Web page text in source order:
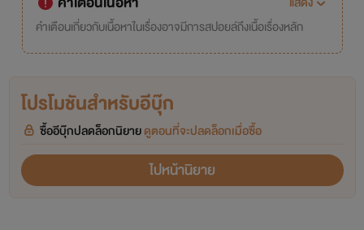
สนุก
แอบรัก รุ่นพี่
รุ่นน้อง
พี่รหัส
น้องรหัส พี่ว๊าก
วิศวะ
เด็กวิศวะ
เกียร์
คำเตือนเกี่ยวกับเนื้อหาในเรื่องอาจมีการสปอยล์ถึงเนื้อเรื่องหลัก
โปรโมชันสำหรับอีบุ๊ก
ซื้ออีบุ๊กปลดล็อกนิยายดูตอนที่จะปลดล็อกเมื่อซื้อ
ไปหน้านิยาย